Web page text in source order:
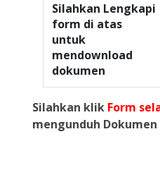
Silahkan Lengkapi
form di atas
untuk
mendownload
dokumen
Silahkan klik Form
mengunduh